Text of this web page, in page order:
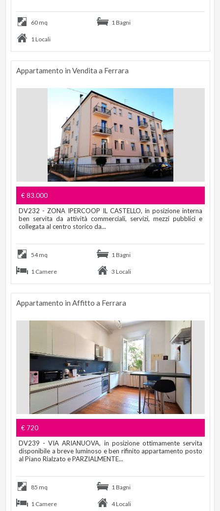
60 mq 1 Bagni
1 Locali
Appartamento in Vendita a Ferrara
€ 83.000
DV232 - ZONA IPERCOOP IL CASTELLO, in posizione interna
ben servita da attività commerciali, servizi, mezzi pubblici e
collegata al centro storico da...
54 mq 1 Bagni
1 Camere 3 Locali
Appartamento in Affitto a Ferrara
€ 720
DV239 - VIA ARIANUOVA, in posizione ottimamente servita
disponibile a breve luminoso e ben rifinito appartamento posto
al Piano Rialzato e PARZIALMENTE...
85 mq 1 Bagni
1 Camere 4 Locali